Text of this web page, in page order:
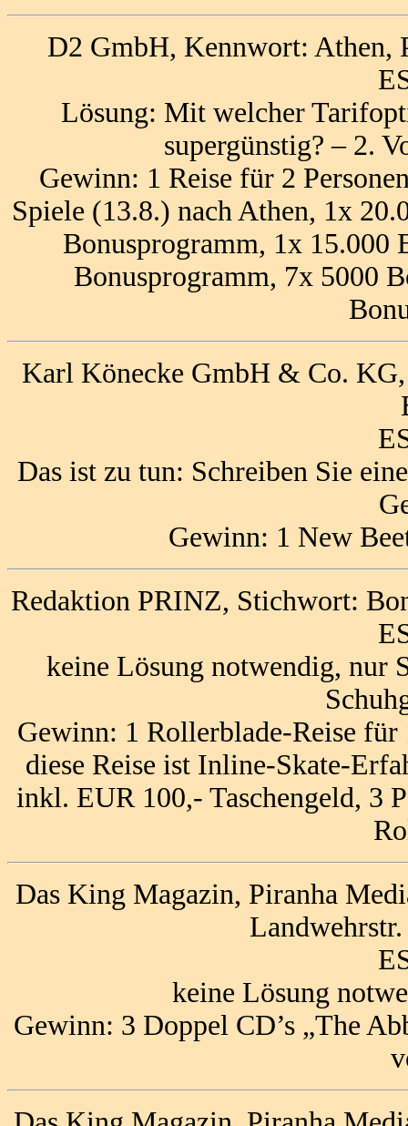
D2 GmbH, Kennwort: Athen,
Lösung: Mit welcher
supergünstig? – 2.
Gewinn: 1 Reise für 2
Spiele (13.8.) nach Athen, 1x
Bonusprogramm, 1x 15.000
Bonusprogramm, 7x 5000
Karl Könecke GmbH & Co.
Das ist zu tun: Schreiben Sie
Gewinn: 1 New
Redaktion PRINZ, Stichwort:
keine Lösung notwendig, nur
Gewinn: 1 Rollerblade-Reise für
diese Reise ist Inline-Skate-
inkl. EUR 100,- Taschengeld, 3
Das King Magazin, Piranha
keine Lösung
Gewinn: 3 Doppel CD’s „The